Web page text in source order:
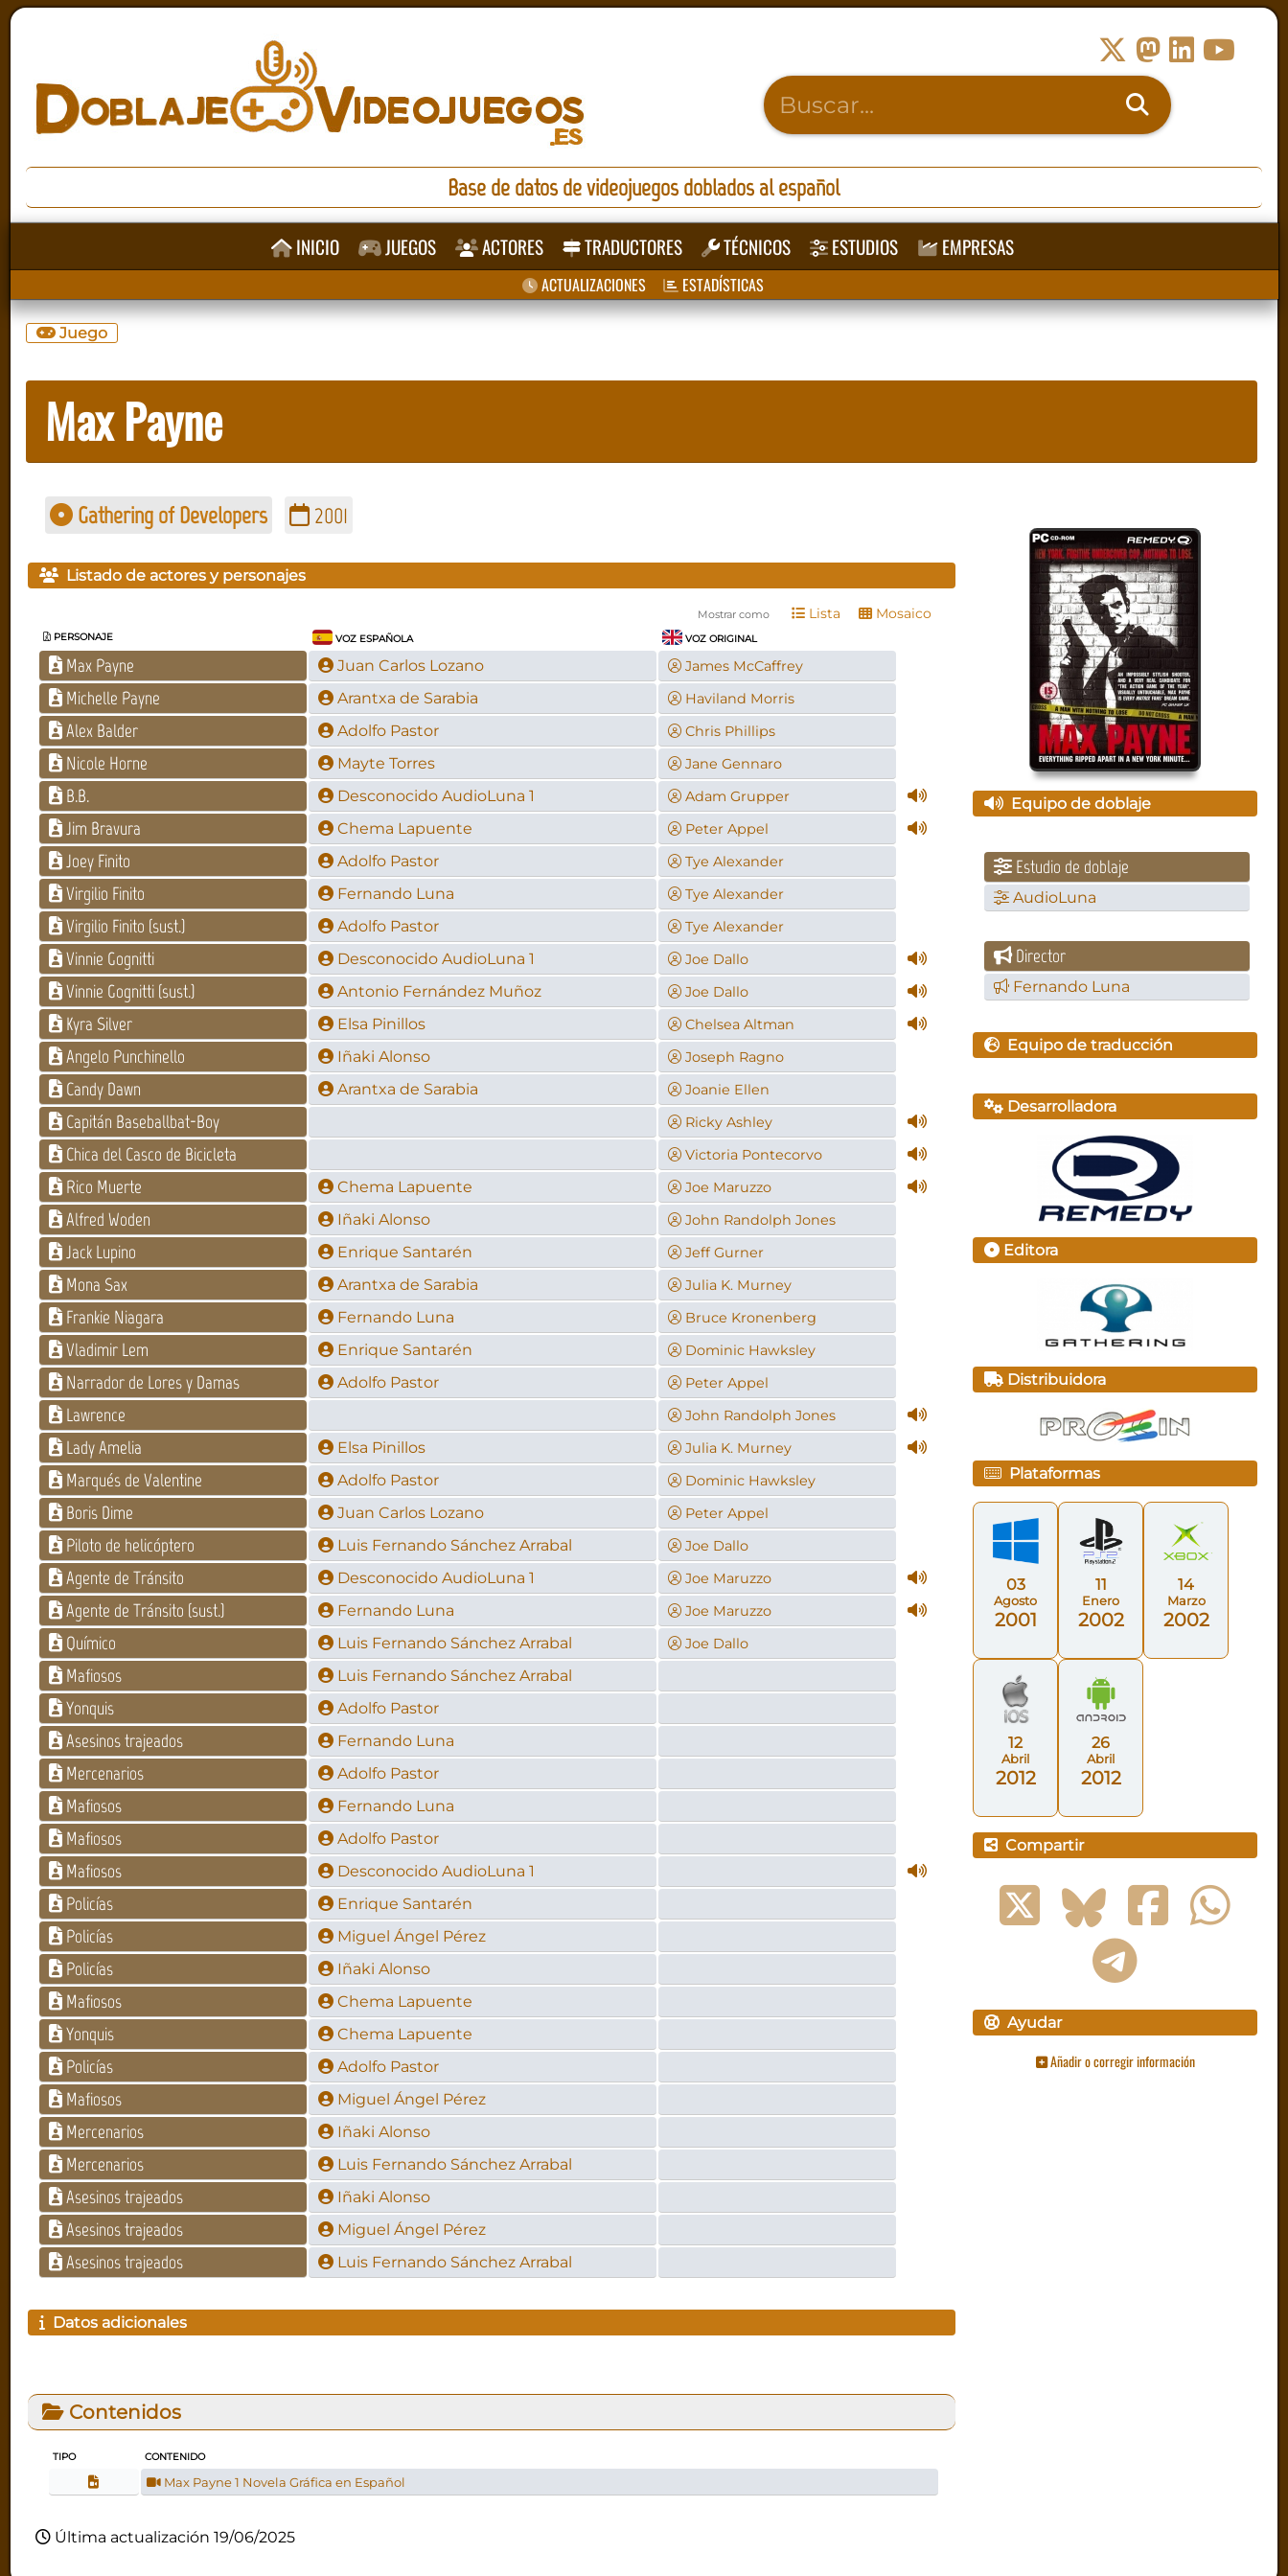
Base de datos de videojuegos doblados al español
INICIO JUEGOS ACTORES TRADUCTORES TÉCNICOS ESTUDIOS EMPRESAS
ACTUALIZACIONES ESTADÍSTICAS
Juego
Max Payne
Gathering of Developers 2001
Listado de actores y personajes
Mostrar como Lista Mosaico
PERSONAJE VOZ ESPAÑOLA VOZ ORIGINAL
Max Payne Juan Carlos Lozano James McCaffrey
Michelle Payne Arantxa de Sarabia Haviland Morris
Alex Balder Adolfo Pastor Chris Phillips
Nicole Horne Mayte Torres Jane Gennaro
B.B. Desconocido AudioLuna 1 Adam Grupper
Jim Bravura Chema Lapuente Peter Appel
Joey Finito Adolfo Pastor Tye Alexander
Virgilio Finito Fernando Luna Tye Alexander
Virgilio Finito (sust.) Adolfo Pastor Tye Alexander
Vinnie Gognitti Desconocido AudioLuna 1 Joe Dallo
Vinnie Gognitti (sust.) Antonio Fernández Muñoz Joe Dallo
Kyra Silver Elsa Pinillos Chelsea Altman
Angelo Punchinello Iñaki Alonso Joseph Ragno
Candy Dawn Arantxa de Sarabia Joanie Ellen
Capitán Baseballbat-Boy Ricky Ashley
Chica del Casco de Bicicleta Victoria Pontecorvo
Rico Muerte Chema Lapuente Joe Maruzzo
Alfred Woden Iñaki Alonso John Randolph Jones
Jack Lupino Enrique Santarén Jeff Gurner
Mona Sax Arantxa de Sarabia Julia K. Murney
Frankie Niagara Fernando Luna Bruce Kronenberg
Vladimir Lem Enrique Santarén Dominic Hawksley
Narrador de Lores y Damas Adolfo Pastor Peter Appel
Lawrence John Randolph Jones
Lady Amelia Elsa Pinillos Julia K. Murney
Marqués de Valentine Adolfo Pastor Dominic Hawksley
Boris Dime Juan Carlos Lozano Peter Appel
Piloto de helicóptero Luis Fernando Sánchez Arrabal Joe Dallo
Agente de Tránsito Desconocido AudioLuna 1 Joe Maruzzo
Agente de Tránsito (sust.) Fernando Luna Joe Maruzzo
Químico Luis Fernando Sánchez Arrabal Joe Dallo
Mafiosos Luis Fernando Sánchez Arrabal
Yonquis Adolfo Pastor
Asesinos trajeados Fernando Luna
Mercenarios Adolfo Pastor
Mafiosos Fernando Luna
Mafiosos Adolfo Pastor
Mafiosos Desconocido AudioLuna 1
Policías Enrique Santarén
Policías Miguel Ángel Pérez
Policías Iñaki Alonso
Mafiosos Chema Lapuente
Yonquis Chema Lapuente
Policías Adolfo Pastor
Mafiosos Miguel Ángel Pérez
Mercenarios Iñaki Alonso
Mercenarios Luis Fernando Sánchez Arrabal
Asesinos trajeados Iñaki Alonso
Asesinos trajeados Miguel Ángel Pérez
Asesinos trajeados Luis Fernando Sánchez Arrabal
Datos adicionales
Contenidos
TIPO CONTENIDO
Max Payne 1 Novela Gráfica en Español
Equipo de doblaje
Estudio de doblaje
AudioLuna
Director
Fernando Luna
Equipo de traducción
Desarrolladora
Editora
Distribuidora
Plataformas
03
Agosto
2001
11
Enero
2002
14
Marzo
2002
12
Abril
2012
26
Abril
2012
Compartir
Ayudar
Añadir o corregir información
Última actualización 19/06/2025